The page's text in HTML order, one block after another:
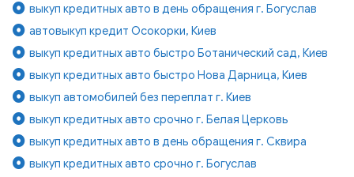
выкуп кредитных авто в день обращения г. Богуслав
автовыкуп кредит Осокорки, Киев
выкуп кредитных авто быстро Ботанический сад, Киев
выкуп кредитных авто быстро Нова Дарница, Киев
выкуп автомобилей без переплат г. Киев
выкуп кредитных авто срочно г. Белая Церковь
выкуп кредитных авто в день обращения г. Сквира
выкуп кредитных авто срочно г. Богуслав